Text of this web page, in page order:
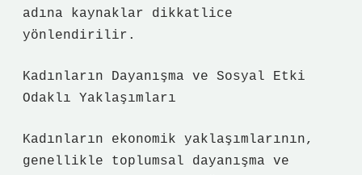
adına kaynaklar dikkatlice
yönlendirilir.
Kadınların Dayanışma ve Sosyal Etki
Odaklı Yaklaşımları
Kadınların ekonomik yaklaşımlarının,
genellikle toplumsal dayanışma ve